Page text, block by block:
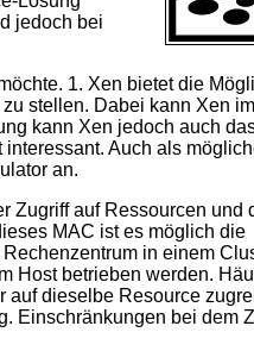
jedoch bei
1. Xen bietet die
stellen. Dabei kann Xen im
kann Xen jedoch auch
Auch als
an.
Zugriff auf Ressourcen und
MAC ist es möglich die
in einem
betrieben werden.
dieselbe Resource
Einschränkungen bei dem